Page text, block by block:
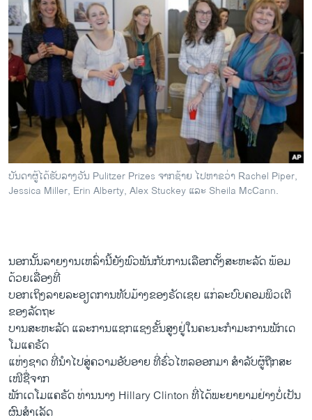
ບັນດາຜູ້ໄດ້ຮັບລາງວັນ Pulitzer Prizes ຈາກຊ້າຍ ໄປຫາຂວ່າ Rachel Piper,
Jessica Miller, Erin Alberty, Alex Stuckey ແລະ Sheila McCann.
ນອກນັ້ນລາຍ​ງານ​ເຫລົ່າ​ນີ້​ຍັງ​ພົວພັນ​ກັບ​ການ​ເລືອກ​ຕັ້ງ​ສະຫະລັດ ພ້ອມ​
ດ້ວຍ​ເລື່ອງທີ່
​ບອ​ກ​ເຖິງ​ລາຍ​ລະອຽດ​ການ​ທັບ​ມ້າງ​ຂອງຣັດ​ເຊຍ ​ແກ່​ລະບົບຄອມ​ພິວ​ເຕີ
ຂອງລັດຖະ
ບານ​ສະຫະລັດ ​ແລະ​ການ​ແຊກ​ແຊງ​ຂັ້ນ​ສູງຢູ່ໃນ​ຄະນະ​ກຳມະການ​ພັກເດ​
ໂມ​ແຄ​ຣັດ​
ແຫ່ງ​ຊາດ ທີ່​ນຳ​ໄປ​ສູ່​ຄວາມ​ອັບອາຍ ທີ່ຮົ່ວ​ໄຫລ​ອອກມາ ສຳລັບ​ຜູ້​ຖືກສະ​
ເໜີຊື່ຈາກ
ພັກ​ເດ​ໂມ​ແຄຣັດ ທ່ານ​ນາງ Hillary Clinton ທີ່​ໄດ້​ພະຍາຍາມຢ່າງ​ບໍ່​ເປັນ​
ຜົນສຳ​ເລັດ